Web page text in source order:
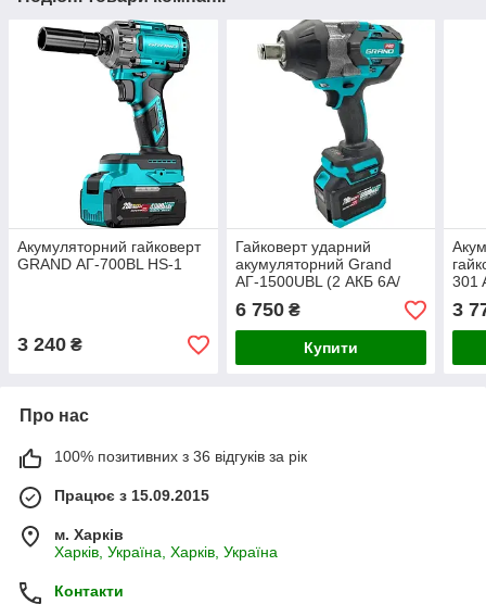
Акумуляторний гайковерт
GRAND АГ-700BL HS-1
3 240 ₴
Гайковерт ударний
акумуляторний Grand
АГ-1500UBL (2 АКБ 6А/
год, ЗУ, головки, кейс)
6 750₴
Купити
301
-
3
Про нас
100% позитивних з 36 відгуків за рік
Працює з 15.09.2015
м. Харків
Харків, Україна, Харків, Україна
Контакти